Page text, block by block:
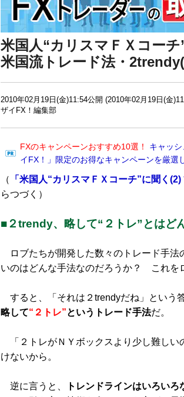
米国人“カリスマＦＸコー
米国流トレード法・
2010年02月19日(金)11:54公開 (2010年02月19日(金
ザイFX！編集部
FXのキャンペーンおすすめ10選！
キャッ
イFX！」限定のお得なキャンペーンを厳選
（ 「米国人“カリスマＦＸコーチ”に聞く
らつづく）
■２trendy、略して“２トレ”とはど
ロブたちが開発した数々のトレード手法
いのはどんな手法なのだろうか？ これを
すると、「それは２trendyだね」という
略して“２トレ”というトレード手法だ。
「２トレがＮＹボックスより少し難しい
けないから。
逆に言うと、 トレンドラインはいろい